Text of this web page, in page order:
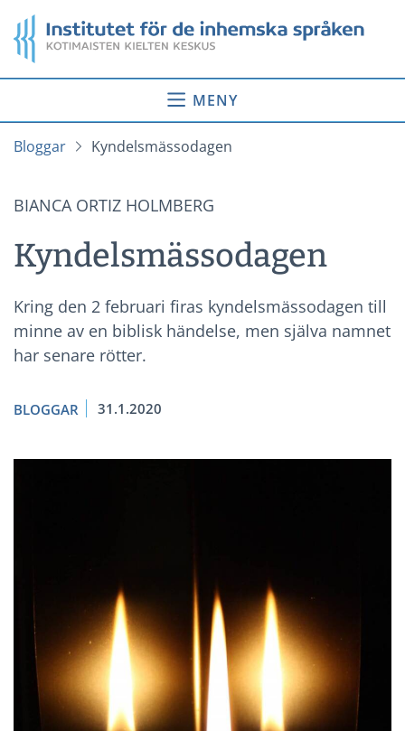
till
innehåll
Startsida
MENY
Bloggar Kyndelsmässodagen
BIANCA ORTIZ HOLMBERG
Kyndelsmässodagen
Kring den 2 februari firas kyndelsmässodagen till
minne av en biblisk händelse, men själva namnet
har senare rötter.
BLOGGAR 31.1.2020